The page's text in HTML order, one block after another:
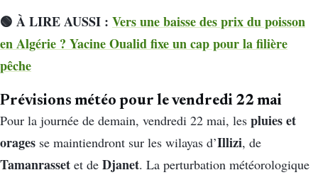
🟢 À LIRE AUSSI : Vers une baisse des prix du poisson
en Algérie ? Yacine Oualid fixe un cap pour la filière
pêche
Prévisions météo pour le vendredi 22 mai
Pour la journée de demain, vendredi 22 mai, les pluies et
orages se maintiendront sur les wilayas d’Illizi, de
Tamanrasset et de Djanet. La perturbation météorologique